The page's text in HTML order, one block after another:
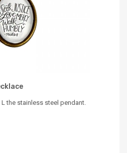
L the stainless steel pendant.